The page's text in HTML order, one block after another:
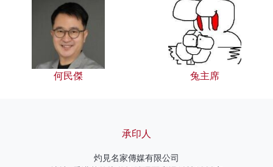
何民傑 兔主席
承印人
灼見名家傳媒有限公司